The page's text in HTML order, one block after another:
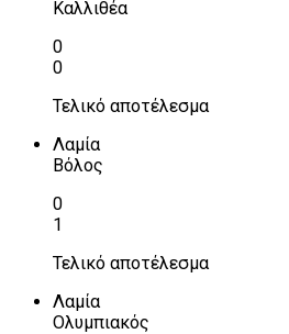
Καλλιθέα
0
0
Τελικό αποτέλεσμα
Λαμία
Βόλος
0
1
Τελικό αποτέλεσμα
Λαμία
Ολυμπιακός